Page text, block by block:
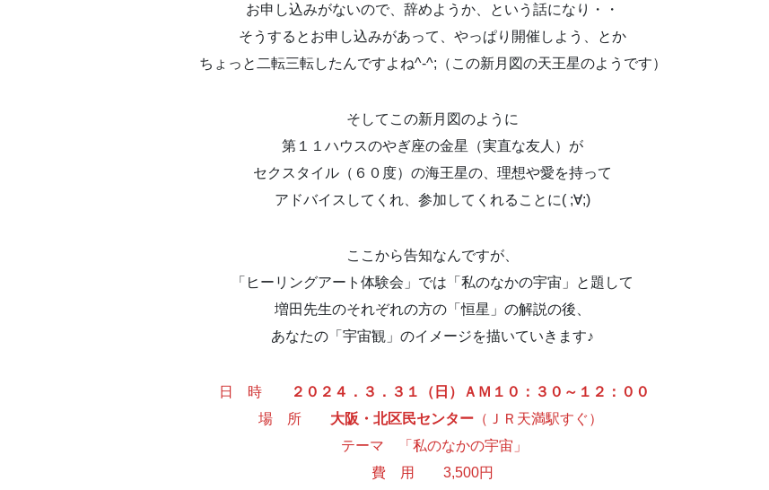
お申し込みがないので、辞めようか、という話になり・・
そうするとお申し込みがあって、やっぱり開催しよう、とか
ちょっと二転三転したんですよね^-^;（この新月図の天王星のようです）
そしてこの新月図のように
第１１ハウスのやぎ座の金星（実直な友人）が
セクスタイル（６０度）の海王星の、理想や愛を持って
アドバイスしてくれ、参加してくれることに( ;∀;)
ここから告知なんですが、
「ヒーリングアート体験会」では「私のなかの宇宙」と題して
増田先生のそれぞれの方の「恒星」の解説の後、
あなたの「宇宙観」のイメージを描いていきます♪
日 時
２０２４．３．３１（日）ＡＭ１０：３０～１２：００
場 所 大阪・北区民センター （ＪＲ天満駅すぐ）
テーマ 「私のなかの宇宙」
費 用 3,500円